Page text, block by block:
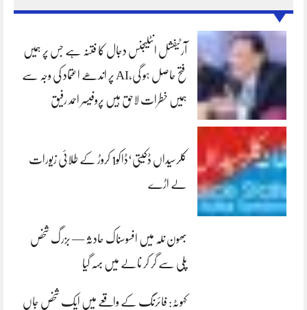
آرٹیفشل انٹلیجنس دجال کا فتنہ ہے جس پر ہمیں
فتح حاصل ہو گی،AI پر اندھے اعتماد کی وجہ سے
ہمیں خطرات لاحق ہیں پروفیسر احمد رفیق
کلرسیداں ڈکیتی‘ڈاکو1 کروڑ کے طلائی زیورات
لے اڑے
بھون نلہ میں افسوسناک حادثہ — بزرگ شخص
پلی سے گر کر نالے میں بہہ گیا
کہوٹہ: فائرنگ کے واقعے میں ایک شخص جاں